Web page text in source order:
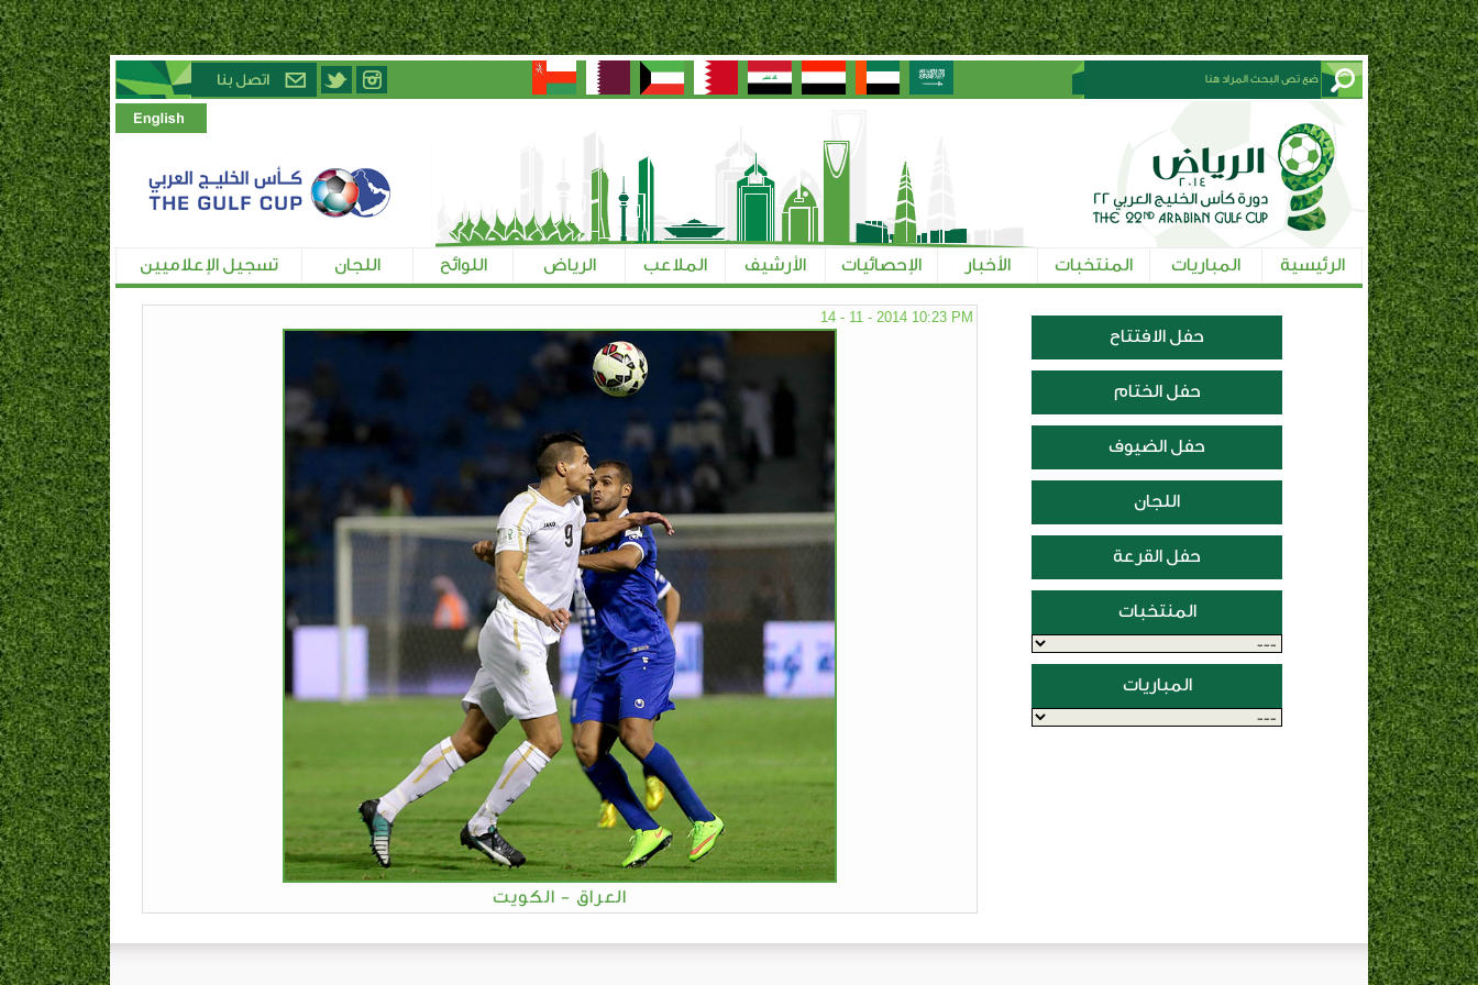
الرئيسية المباريات المنتخبات الأخبار الإحصائيات الأرشيف الملاعب الرياض اللوائح اللجان تسجيل الإعلاميين
حفل الافتتاح
حفل الختام
حفل الضيوف
اللجان
حفل القرعة
المنتخبات
المباريات
14 - 11 - 2014 10:23 PM
العراق - الكويت